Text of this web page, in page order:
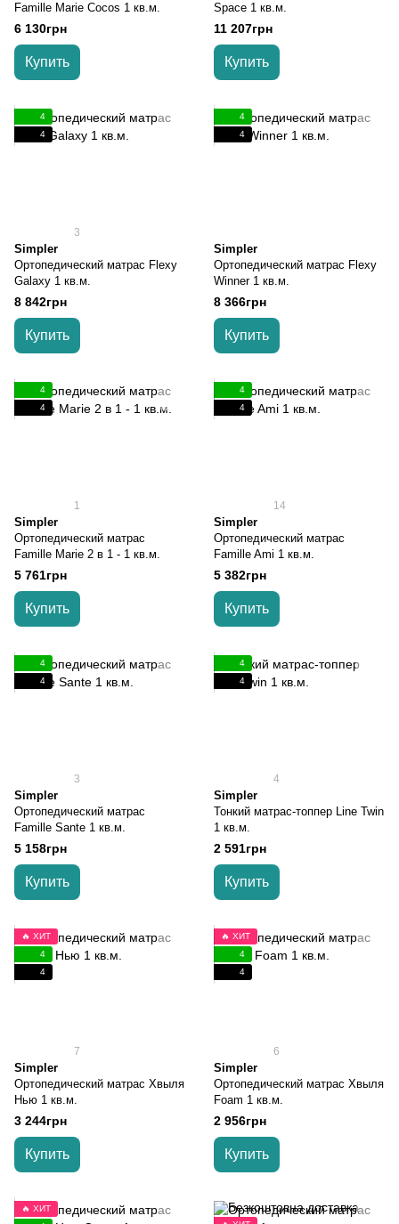
Famille Marie Cocos 1 кв.м.
6 130грн
Купить
Space 1 кв.м.
11 207грн
Купить
4
4
3
Simpler
Ортопедический матрас Flexy
Galaxy 1 кв.м.
8 842грн
Купить
4
4
Simpler
Ортопедический матрас Flexy
Winner 1 кв.м.
8 366грн
Купить
4
4
1
Simpler
Ортопедический матрас
Famille Marie 2 в 1 - 1 кв.м.
5 761грн
Купить
4
4
14
Simpler
Ортопедический матрас
Famille Ami 1 кв.м.
5 382грн
Купить
4
4
3
Simpler
Ортопедический матрас
Famille Sante 1 кв.м.
5 158грн
Купить
4
4
4
Simpler
Тонкий матрас-топпер Line Twin
1 кв.м.
2 591грн
Купить
🔥 ХИТ
4
4
7
Simpler
Ортопедический матрас Хвыля
Нью 1 кв.м.
3 244грн
Купить
🔥 ХИТ
4
4
6
Simpler
Ортопедический матрас Хвыля
Foam 1 кв.м.
2 956грн
Купить
🔥 ХИТ